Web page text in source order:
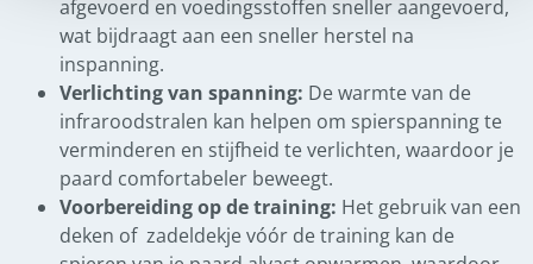
afgevoerd en voedingsstoffen sneller aangevoerd,
wat bijdraagt aan een sneller herstel na
inspanning.
Verlichting van spanning: De warmte van de
infraroodstralen kan helpen om spierspanning te
verminderen en stijfheid te verlichten, waardoor je
paard comfortabeler beweegt.
Voorbereiding op de training: Het gebruik van een
deken of zadeldekje vóór de training kan de